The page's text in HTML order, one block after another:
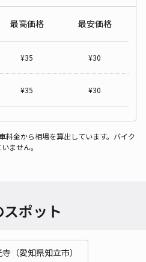
最高価格 最安価格
¥35 ¥30
¥35 ¥30
料金から相場を算出しています。バイク
ません。
ポット
（愛知県知立市）